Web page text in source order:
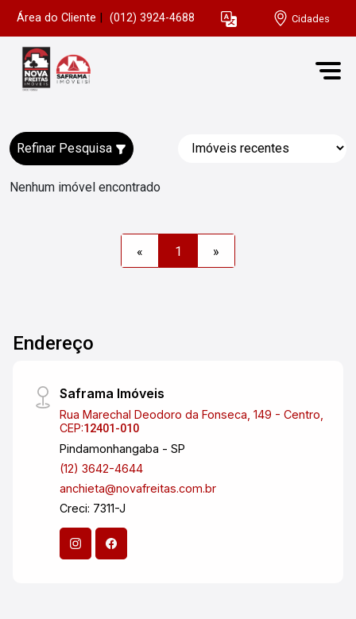
Área do Cliente (012) 3924-4688 Cidades
Refinar Pesquisa
Nenhum imóvel encontrado
« 1 »
Endereço
Saframa Imóveis
Rua Marechal Deodoro da Fonseca, 149 - Centro,
CEP:12401-010
Pindamonhangaba - SP
(12) 3642-4644
anchieta@novafreitas.com.br
Creci: 7311-J